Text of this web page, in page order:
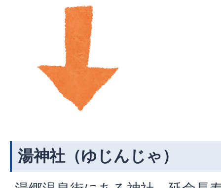
湯神社（ゆじんじゃ）